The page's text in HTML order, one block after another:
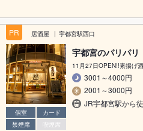
PR 居酒屋 宇都宮駅西口
個室
カード
禁煙席
喫煙席
宇都宮のパリパリ
11月27日OPEN!!素揚げ
3001～4000円
2001～3000円
JR宇都宮駅から